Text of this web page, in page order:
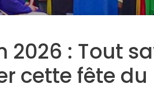
2026 : Tout
cette fête du